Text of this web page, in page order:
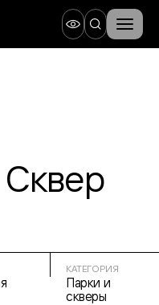
КАТЕГОРИЯ
Парки и
скверы